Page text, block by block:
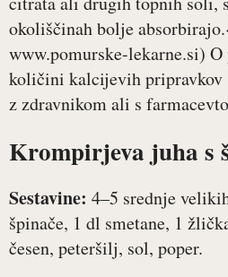
okoliščinah bolje
www.pomurske-lekarne.si)
količini kalcijevih pripravkov
z zdravnikom ali s
Krompirjeva juha s
Sestavine: 4–5 srednje
špinače, 1 dl smetane, 1
česen, peteršilj, sol, poper.